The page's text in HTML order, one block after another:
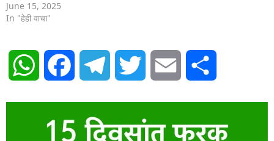
June 15, 2025
In "हेही वाचा"
WhatsAppFacebook Telegram Twitter Email